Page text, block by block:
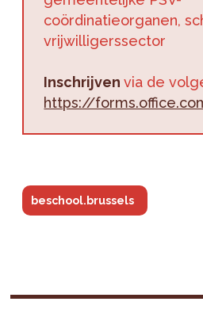
coördinatieorganen,
vrijwilligerssector
Inschrijvenvia de
https://
beschool.brussels